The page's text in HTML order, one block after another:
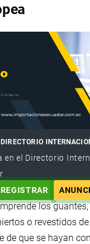
DIRECTORIO
en el Directorio
REGISTRAR
los
o revestidos
de que se hayan